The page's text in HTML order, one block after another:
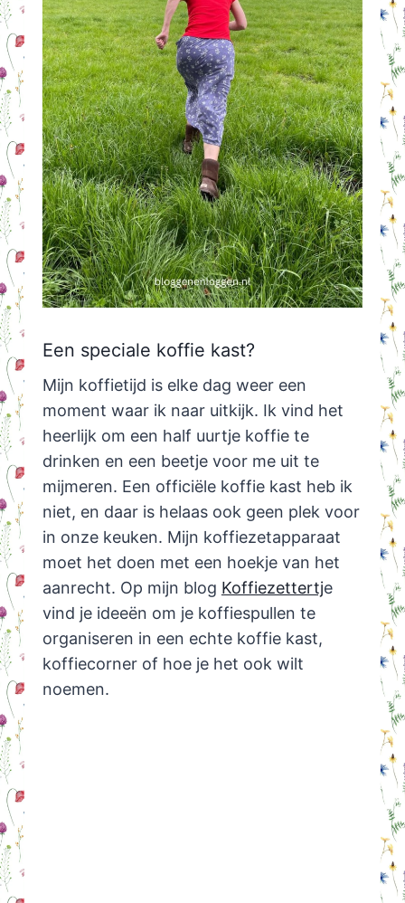
Een speciale koffie kast?
Mijn koffietijd is elke dag weer een
moment waar ik naar uitkijk. Ik vind het
heerlijk om een half uurtje koffie te
drinken en een beetje voor me uit te
mijmeren. Een officiële koffie kast heb ik
niet, en daar is helaas ook geen plek voor
in onze keuken. Mijn koffiezetapparaat
moet het doen met een hoekje van het
aanrecht. Op mijn blog Koffiezettertje
vind je ideeën om je koffiespullen te
organiseren in een echte koffie kast,
koffiecorner of hoe je het ook wilt
noemen.